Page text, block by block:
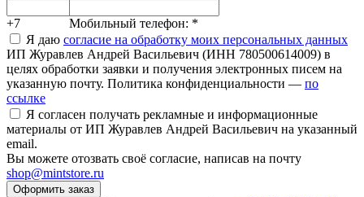
+7 Мобильный телефон: *
Я даю согласие на обработку моих персональных данных
ИП Журавлев Андрей Васильевич (ИНН 780500614009) в
целях обработки заявки и получения электронных писем на
указанную почту. Политика конфиденциальности — по
ссылке
Я согласен получать рекламные и информационные
материалы от ИП Журавлев Андрей Васильевич на указанный
email.
Вы можете отозвать своё согласие, написав на почту
shop@mintstore.ru
Оформить заказ